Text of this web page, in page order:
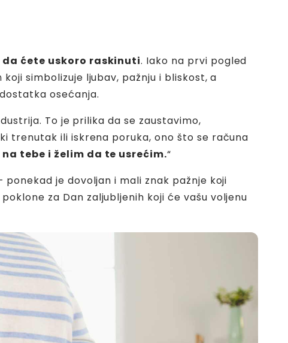
da ćete uskoro raskinuti. Iako na prvi pogled
simbolizuje ljubav, pažnju i bliskost, a
osećanja.
To je prilika da se zaustavimo,
trenutak ili iskrena poruka, ono što se računa
na tebe i želim da te usrećim.“
je dovoljan i mali znak pažnje koji
za Dan zaljubljenih koji će vašu voljenu